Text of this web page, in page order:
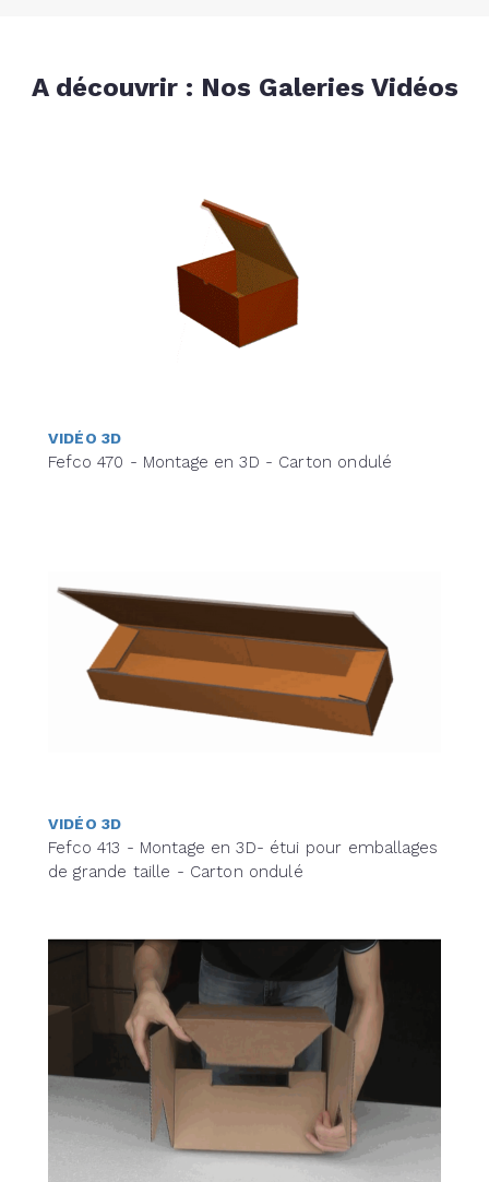
A découvrir : Nos Galeries Vidéos
VIDÉO 3D
Fefco 470 - Montage en 3D - Carton ondulé
VIDÉO 3D
Fefco 413 - Montage en 3D- étui pour emballages
de grande taille - Carton ondulé